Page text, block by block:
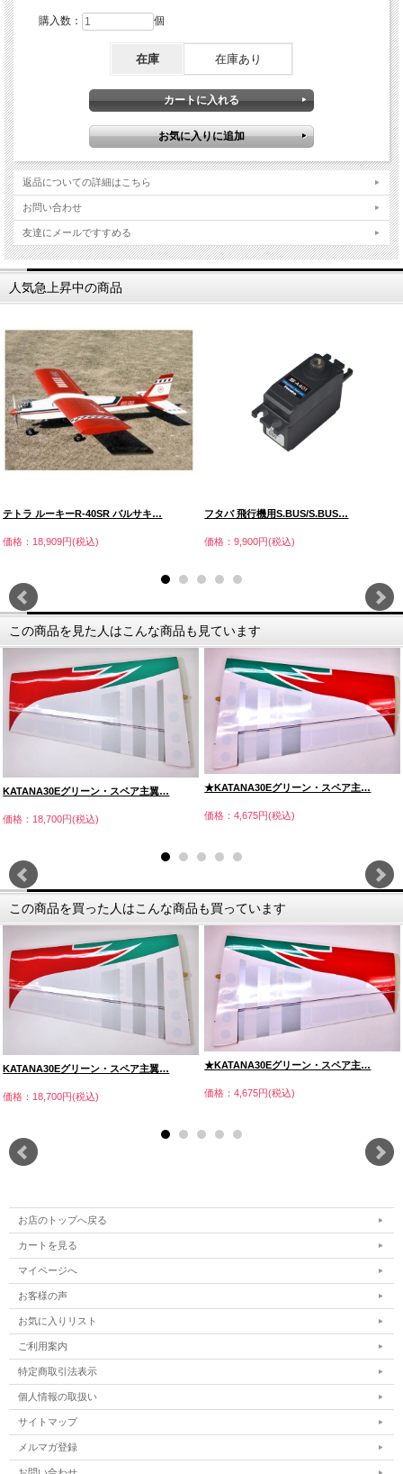
購入数： 個
在庫 在庫あり
返品についての詳細はこちら
お問い合わせ
友達にメールですすめる
人気急上昇中の商品
テトラ ルーキーR-40SR バルサキ…
価格：18,909円(税込)
フタバ 飛行機用S.BUS/S.BUS…
価格：9,900円(税込)
この商品を見た人はこんな商品も見ています
KATANA30Eグリーン・スペア主翼…
価格：18,700円(税込)
★KATANA30Eグリーン・スペア主…
価格：4,675円(税込)
この商品を買った人はこんな商品も買っています
KATANA30Eグリーン・スペア主翼…
価格：18,700円(税込)
★KATANA30Eグリーン・スペア主…
価格：4,675円(税込)
お店のトップへ戻る
カートを見る
マイページへ
お客様の声
お気に入りリスト
ご利用案内
特定商取引法表示
個人情報の取扱い
サイトマップ
メルマガ登録